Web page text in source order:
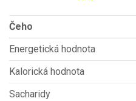
Čeho
Energetická hodnota
Kalorická hodnota
Sacharidy